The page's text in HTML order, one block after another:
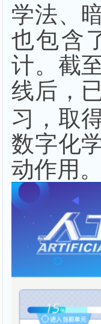
学法、
也包含
计。截
线后，
习，取
数字化
动作用。